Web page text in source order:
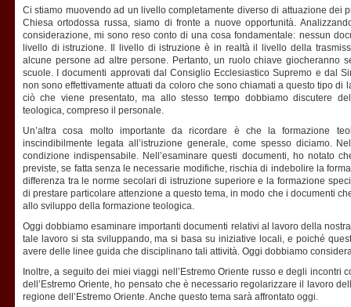
Ci stiamo muovendo ad un livello completamente diverso di attuazione dei
Chiesa ortodossa russa, siamo di fronte a nuove opportunità.
considerazione, mi sono reso conto di una cosa fondamentale: nessun
livello di istruzione. Il livello di istruzione è in realtà il livello della
alcune persone ad altre persone. Pertanto, un ruolo chiave giocheranno
scuole. I documenti approvati dal Consiglio Ecclesiastico Supremo e dal
non sono effettivamente attuati da coloro che sono chiamati a questo tipo di
ciò che viene presentato, ma allo stesso tempo dobbiamo discutere
teologica, compreso il personale.
Un’altra cosa molto importante da ricordare è che la formazione
inscindibilmente legata all’istruzione generale, come spesso diciamo.
condizione indispensabile. Nell’esaminare questi documenti, ho notato
previste, se fatta senza le necessarie modifiche, rischia di indebolire la
differenza tra le norme secolari di istruzione superiore e la formazione
di prestare particolare attenzione a questo tema, in modo che i documenti
allo sviluppo della formazione teologica.
Oggi dobbiamo esaminare importanti documenti relativi al lavoro della
tale lavoro si sta sviluppando, ma si basa su iniziative locali, e poiché
avere delle linee guida che disciplinano tali attività. Oggi dobbiamo
Inoltre, a seguito dei miei viaggi nell’Estremo Oriente russo e degli incontri
dell’Estremo Oriente, ho pensato che è necessario regolarizzare il lavoro
regione dell’Estremo Oriente. Anche questo tema sarà affrontato oggi.